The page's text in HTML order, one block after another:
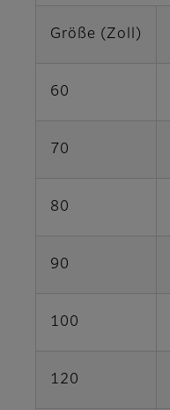
Größe (Zoll)
60
70
80
90
100
120